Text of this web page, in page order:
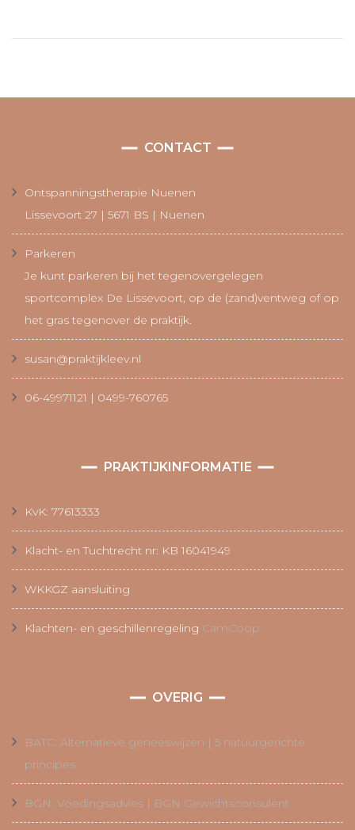
CONTACT
Ontspanningstherapie Nuenen
Lissevoort 27 | 5671 BS | Nuenen
Parkeren
Je kunt parkeren bij het tegenovergelegen
sportcomplex De Lissevoort, op de (zand)ventweg of op
het gras tegenover de praktijk.
susan@praktijkleev.nl
06-49971121 | 0499-760765
PRAKTIJKINFORMATIE
KvK: 77613333
Klacht- en Tuchtrecht nr: KB 16041949
WKKGZ aansluiting
Klachten- en geschillenregeling CamCoop
OVERIG
BATC: Alternatieve geneeswijzen | 5 natuurgerichte
principes
BGN: Voedingsadvies | BGN Gewichtsconsulent